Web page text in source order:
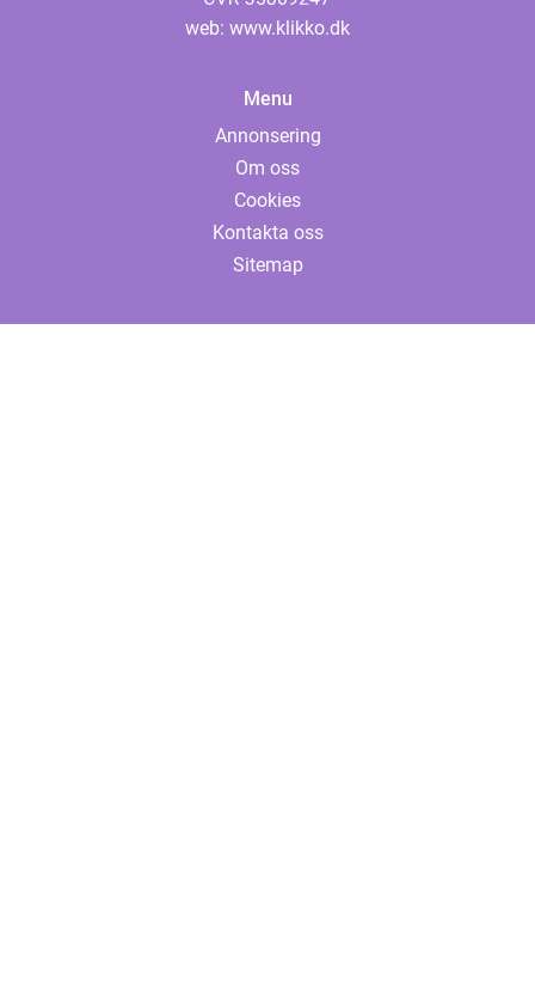
web: www.klikko.dk
Menu
Annonsering
Om oss
Cookies
Kontakta oss
Sitemap